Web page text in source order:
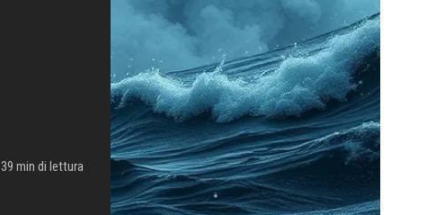
39 min di lettura